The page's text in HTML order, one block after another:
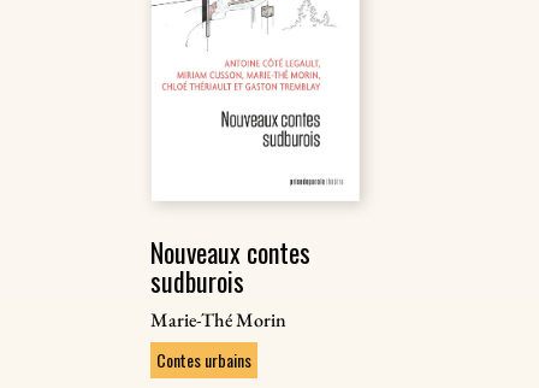
Nouveaux contes
sudburois
Marie-Thé Morin
Contes urbains